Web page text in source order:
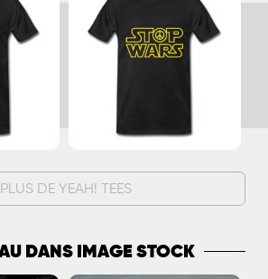
PLUS DE YEAH! TEES
DANS IMAGE STOCK